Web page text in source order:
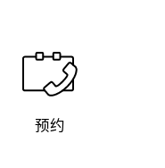
预约